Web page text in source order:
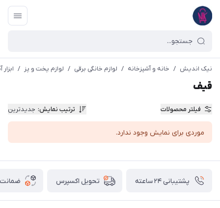
نیک اندیش / خانه و آشپزخانه / لوازم خانگی برقی / لوازم پخت و پز /
قیف
فیلتر محصولات ترتیب نمایش: جدیدترین
موردی برای نمایش وجود ندارد.
پشتیبانی ۲۴ ساعته تحویل اکسپرس ضمانت